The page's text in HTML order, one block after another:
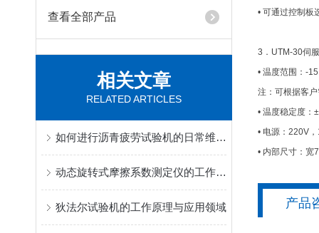
查看全部产品
相关文章
RELATED ARTICLES
如何进行沥青疲劳试验机的日常维护和保养？
动态旋转式摩擦系数测定仪的工作原理
狄法尔试验机的工作原理与应用领域
• 可通过控制板
3．UTM-30伺
• 温度范围：-
注：可根据客
• 温度稳定度
• 电源：220V
• 内部尺寸：
产品